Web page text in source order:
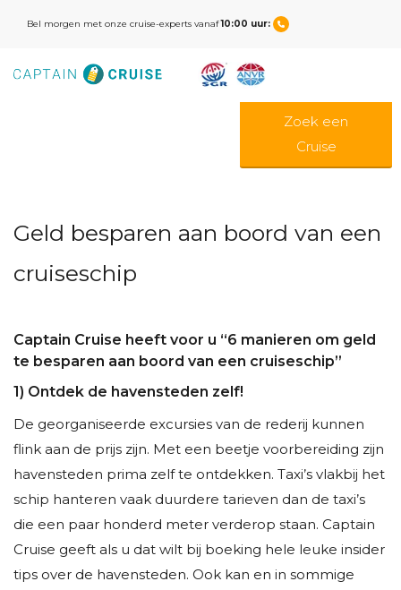
Bel morgen met onze cruise-experts vanaf10:00 uur:
Zoek een
Cruise
Geld besparen aan boord van een
cruiseschip
Captain Cruise heeft voor u “6 manieren om geld
te besparen aan boord van een cruiseschip”
1) Ontdek de havensteden zelf!
De georganiseerde excursies van de rederij kunnen
flink aan de prijs zijn. Met een beetje voorbereiding zijn
havensteden prima zelf te ontdekken. Taxi’s vlakbij het
schip hanteren vaak duurdere tarieven dan de taxi’s
die een paar honderd meter verderop staan. Captain
Cruise geeft als u dat wilt bij boeking hele leuke insider
tips over de havensteden. Ook kan en in sommige